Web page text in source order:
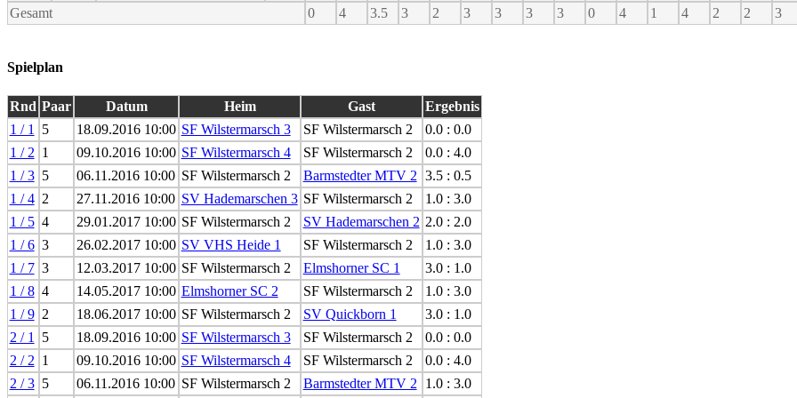
Gesamt
0 4 3.5 3 2 3 3 3 3 0 4 1 4 2 2 3
Spielplan
Rnd Paar Datum Heim Gast
Ergebnis
1 / 1
5 18.09.2016 10:00 SF Wilstermarsch 3 SF Wilstermarsch 2
0.0 : 0.0
1 / 2 1 09.10.2016 10:00 SF Wilstermarsch 4 SF Wilstermarsch 2
0.0 : 4.0
1 / 3 5 06.11.2016 10:00 SF Wilstermarsch 2 Barmstedter MTV 2 3.5 : 0.5
1 / 4 2 27.11.2016 10:00 SV Hademarschen 3 SF Wilstermarsch 2
1.0 : 3.0
1 / 5 4 29.01.2017 10:00 SF Wilstermarsch 2 SV Hademarschen 2 2.0 : 2.0
1 / 6 3 26.02.2017 10:00 SV VHS Heide 1 SF Wilstermarsch 2
1.0 : 3.0
1 / 7 3 12.03.2017 10:00 SF Wilstermarsch 2 Elmshorner SC 1
3.0 : 1.0
1 / 8 4 14.05.2017 10:00 Elmshorner SC 2 SF Wilstermarsch 2
1.0 : 3.0
1 / 9 2 18.06.2017 10:00 SF Wilstermarsch 2 SV Quickborn 1
3.0 : 1.0
2 / 1
5 18.09.2016 10:00 SF Wilstermarsch 3 SF Wilstermarsch 2
0.0 : 0.0
2 / 2 1 09.10.2016 10:00 SF Wilstermarsch 4 SF Wilstermarsch 2
0.0 : 4.0
2 / 3 5 06.11.2016 10:00 SF Wilstermarsch 2 Barmstedter MTV 2 1.0 : 3.0